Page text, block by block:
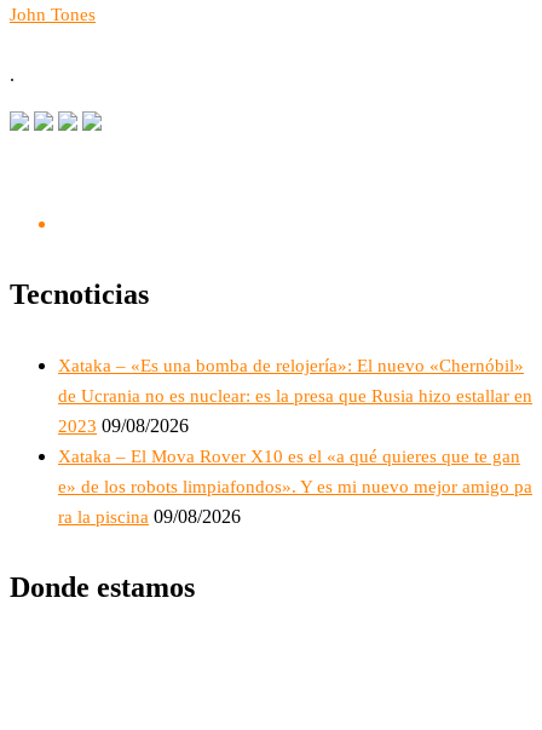
John Tones
.
Tecnoticias
Xataka – «Es una bomba de relojería»: El nuevo «Chernóbil»
de Ucrania no es nuclear: es la presa que Rusia hizo estallar en
2023 09/08/2026
Xataka – El Mova Rover X10 es el «a qué quieres que te gan
e» de los robots limpiafondos». Y es mi nuevo mejor amigo pa
ra la piscina 09/08/2026
Donde estamos